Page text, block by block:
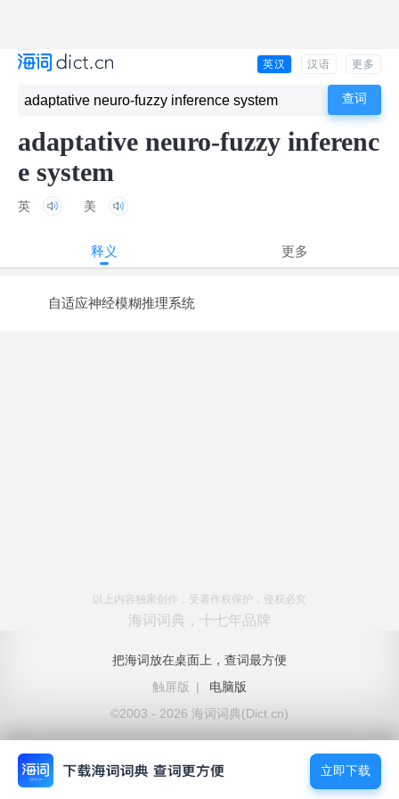
英汉 汉语 更多
adaptative neuro-fuzzy inferenc
e system
英 美
释义 更多
自适应神经模糊推理系统
以上内容独家创作，受著作权保护，侵权必究
海词词典，十七年品牌
把海词放在桌面上，查词最方便
触屏版
|
电脑版
©2003 - 2026 海词词典(Dict.cn)
立即下载
立即下载